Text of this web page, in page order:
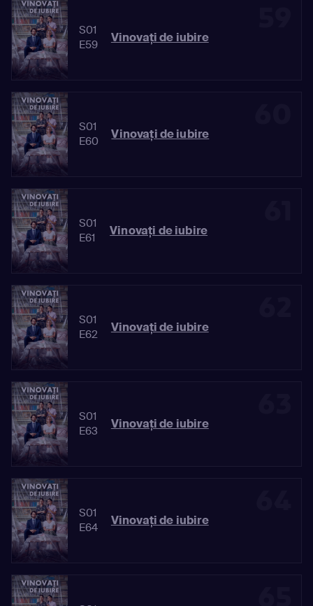
S01
E59
Vinovaţi de iubire
S01
E60
Vinovaţi de iubire
S01
E61
Vinovaţi de iubire
S01
E62
Vinovaţi de iubire
S01
E63
Vinovaţi de iubire
S01
E64
Vinovaţi de iubire